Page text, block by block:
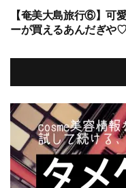
【奄美大島旅行⑥】可
ーが買えるあんだぎや♡